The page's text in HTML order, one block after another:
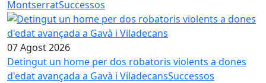
MontserratSuccessos
07 Agost 2026
Detingut un home per dos robatoris violents a dones
d'edat avançada a Gavà i ViladecansSuccessos